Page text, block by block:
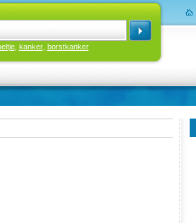
, kanker, borstkanker